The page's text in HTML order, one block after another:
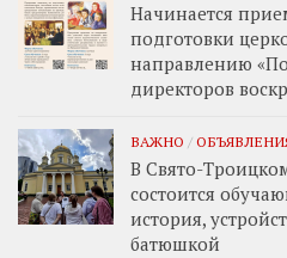
Начинается
подготовки
направлению
директоров
ВАЖНО /
В Свято-
состоится
история,
батюшкой